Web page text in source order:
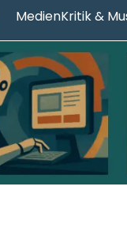
MedienKritik &